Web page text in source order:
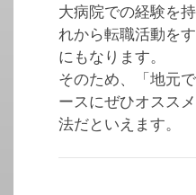
大病院での経験を
れから転職活動を
にもなります。
そのため、「地元
ースにぜひオスス
法だといえます。